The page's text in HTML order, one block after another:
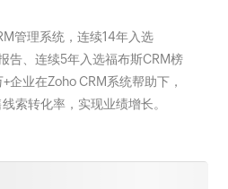
管理系统，连续14年入选
告、连续5年入选福布斯CRM榜
业在Zoho CRM系统帮助下，
索转化率，实现业绩增长。